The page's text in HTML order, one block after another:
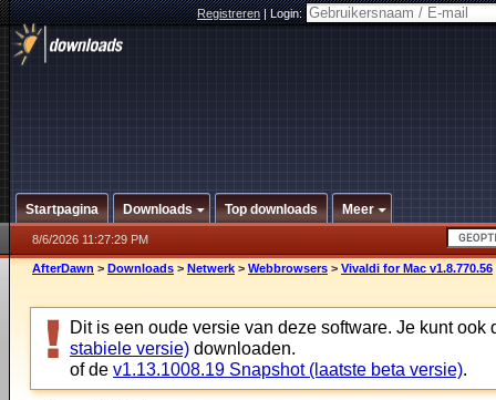
Registreren|Login:
Startpagina Downloads Top downloads Meer
8/6/2026 11:27:29 PM
AfterDawn > Downloads > Netwerk > Webbrowsers > Vivaldi for Mac v1.8.770.56
Dit is een oude versie van deze software. Je kunt ook
stabiele versie) downloaden.
of de v1.13.1008.19 Snapshot (laatste beta versie).